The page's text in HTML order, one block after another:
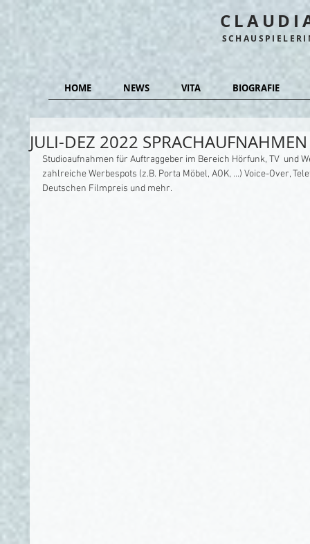
JULI-DEZ 2022 SPRACHAUFNAHMEN
Studioaufnahmen für Auftraggeber im Bereich Hörfunk, TV  und
zahlreiche Werbespots (z.B. Porta Möbel, AOK, ...) Voice-Over,
Deutschen Filmpreis und mehr.
HOME NEWS VITA BIOGRAFIE